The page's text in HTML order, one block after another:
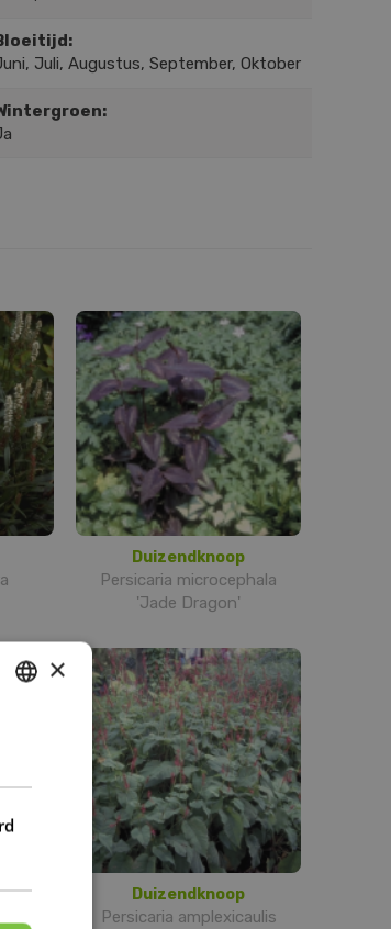
Juli, Augustus, September, Oktober
Duizendknoop
Persicaria microcephala
'Jade Dragon'
Duizendknoop
Persicaria amplexicaulis
×